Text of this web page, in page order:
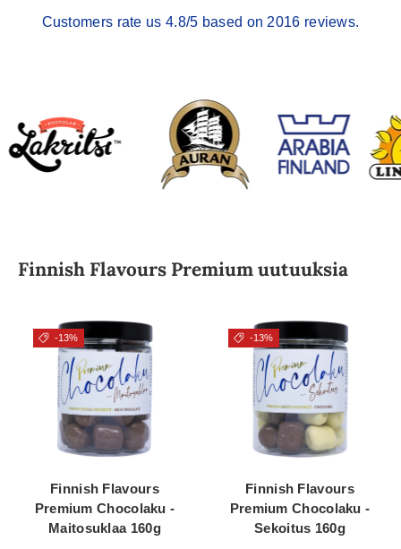
Customers rate us 4.8/5 based on 2016 reviews.
Finnish Flavours Premium uutuuksia
-13%
Finnish Flavours
Premium Chocolaku -
Maitosuklaa 160g
-13%
Finnish Flavours
Premium Chocolaku -
Sekoitus 160g